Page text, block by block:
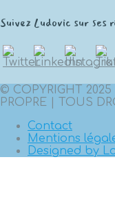
Suivez Ludovic sur ses
© COPYRIGHT
PROPRE | TOUS
Contact
Mentions
Designed by